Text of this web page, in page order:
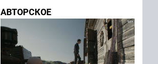
АВТОРСКОЕ